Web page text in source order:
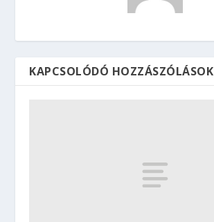
KAPCSOLÓDÓ HOZZÁSZÓLÁSOK